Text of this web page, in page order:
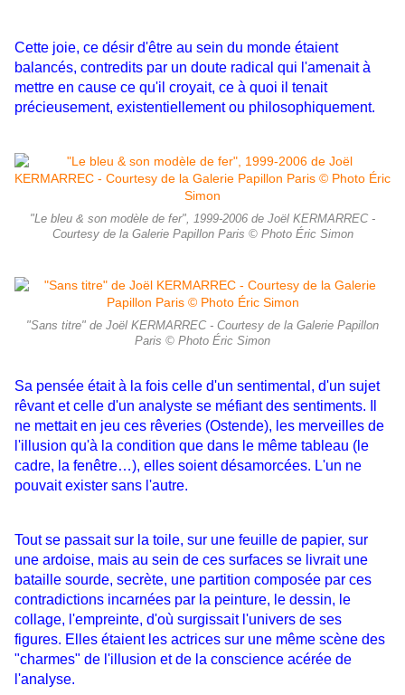
Cette joie, ce désir d'être au sein du monde étaient
balancés, contredits par un doute radical qui l'amenait à
mettre en cause ce qu'il croyait, ce à quoi il tenait
précieusement, existentiellement ou philosophiquement.
"Le bleu & son modèle de fer", 1999-2006 de Joël KERMARREC -
Courtesy de la Galerie Papillon Paris © Photo Éric Simon
"Sans titre" de Joël KERMARREC - Courtesy de la Galerie Papillon
Paris © Photo Éric Simon
Sa pensée était à la fois celle d'un sentimental, d'un sujet
rêvant et celle d'un analyste se méfiant des sentiments. Il
ne mettait en jeu ces rêveries (Ostende), les merveilles de
l'illusion qu'à la condition que dans le même tableau (le
cadre, la fenêtre…), elles soient désamorcées. L'un ne
pouvait exister sans l'autre.
Tout se passait sur la toile, sur une feuille de papier, sur
une ardoise, mais au sein de ces surfaces se livrait une
bataille sourde, secrète, une partition composée par ces
contradictions incarnées par la peinture, le dessin, le
collage, l'empreinte, d'où surgissait l'univers de ses
figures. Elles étaient les actrices sur une même scène des
"charmes" de l'illusion et de la conscience acérée de
l'analyse.